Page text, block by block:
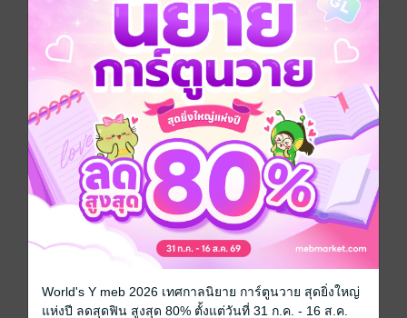
แอกชัน ผจญภัย แฟนตาซี การ์ตูนไทย
ประเภทไฟล์ pdf
วันที่วางขาย 07 มิถุนายน 2565
ความยาว 72 หน้า
ราคาปก 80 บาท (ประหยัด 31%)
สนใจเวอร์ชันกระดาษ เชิญทางนี้!
เวอร์ชันกระดาษมีวางขายที่เว็บไซต์สำนัก
พิมพ์ จะไม่มีขายโดย MEB นะจ๊ะ สามารถสั่ง
World's Y meb 2026 เทศกาลนิยาย การ์ตูนวาย สุดยิ่งใหญ่
แห่งปี ลดสุดฟิน สูงสุด 80% ตั้งแต่วันที่ 31 ก.ค. - 16 ส.ค.